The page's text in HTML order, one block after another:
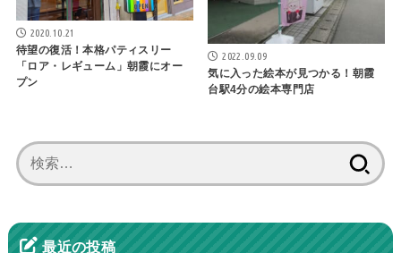
2020.10.21
待望の復活！本格パティスリー
「ロア・レギューム」朝霞にオー
プン
2022.09.09
気に入った絵本が見つかる！朝霞
台駅4分の絵本専門店
索:
最近の投稿